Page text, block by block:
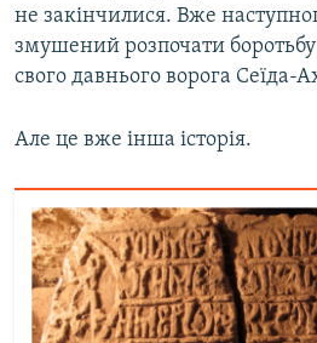
не закінчилися. Вже
змушений розпочати
свого давнього ворога Сеїда-
Але це вже інша історія.